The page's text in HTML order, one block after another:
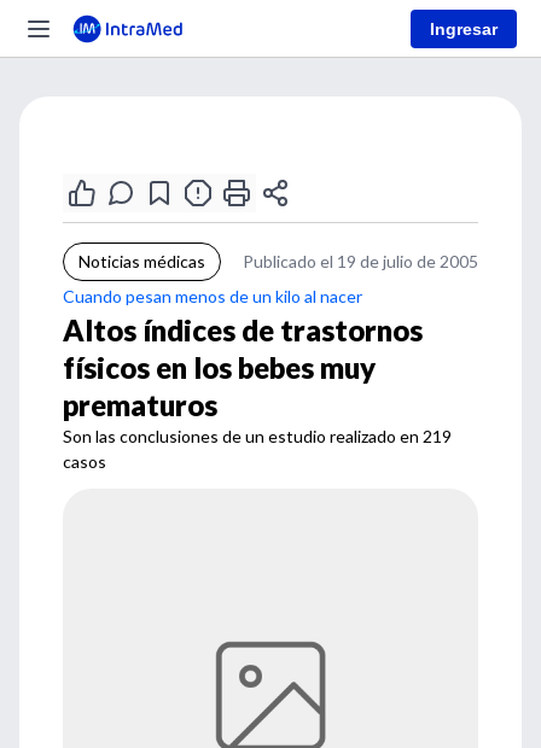
Ingresar
Noticias médicas
Publicado el 19 de julio de 2005
Cuando pesan menos de un kilo al nacer
Altos índices de trastornos
físicos en los bebes muy
prematuros
Son las conclusiones de un estudio realizado en 219
casos